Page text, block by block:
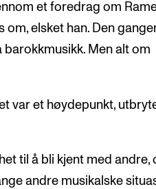
et foredrag om
om, elsket han. Den
barokkmusikk. Men alt om
var et høydepunkt,
til å bli kjent med andre,
andre musikalske